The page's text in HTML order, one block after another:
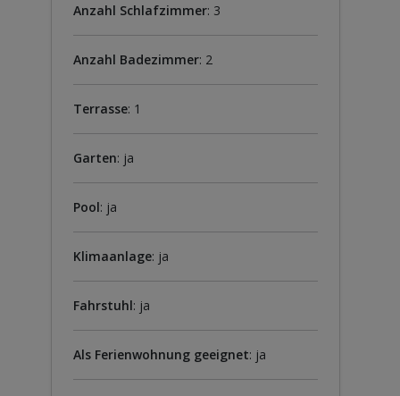
Anzahl Schlafzimmer: 3
Anzahl Badezimmer: 2
Terrasse: 1
Garten: ja
Pool: ja
Klimaanlage: ja
Fahrstuhl: ja
Als Ferienwohnung geeignet: ja